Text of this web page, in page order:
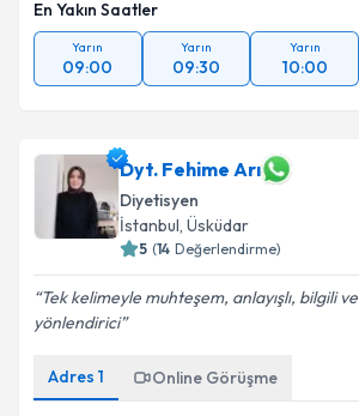
En Yakın Saatler
Yarın
09:00
Yarın
09:30
Yarın
10:00
Dyt. Fehime Arı
Diyetisyen
İstanbul, Üsküdar
5 (14 Değerlendirme)
Tek kelimeyle muhteşem, anlayışlı, bilgili ve
yönlendirici
Adres 1 Online Görüşme